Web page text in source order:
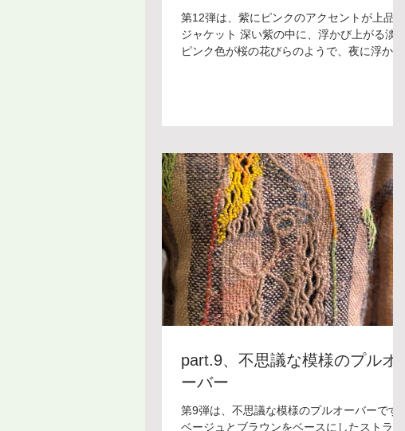
第12弾は、紫にピンクのアクセントが上品な
ジャケット 深い紫の中に、浮かび上がる淡い
ピンク色が桜の花びらのようで、夜に浮かぶ
リジナルウェアを作ることができます。 これ
からもご紹介していきますので、楽しみにお
待ちいただけると嬉しいです！ ＊＊＊＊＊＊
＊＊＊ ボードウィービング教室 [銀座教室] 受
講料：¥8,800/月(入会金：¥5,500) 開講日：第
１・第３金曜日 時 間：13:30〜16:00 講
師：田巻夕起子 お教室についてはフォーム・
メール・電話にてお気軽にお問い合わせくだ
さい。
part.9、不思議な模様のプルオ
ーバー
第9弾は、不思議な模様のプルオーバーです。
ベージュとブラウンをベースにしたストライ